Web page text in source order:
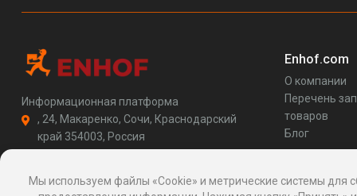
Информационная платформа
, 24, Макаренко, Сочи, Краснодарский
край 354003, Россия
http://enhof.com
Enhof.com
О компании
Перечень
товаров
Блог
Мы используем файлы «Cookie» и метрические системы для